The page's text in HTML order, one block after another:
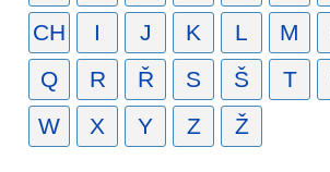
CH
I J K L M
Q
R Ř S Š T
W
X Y Z Ž